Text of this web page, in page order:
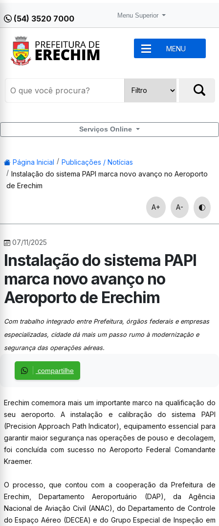
(54) 3520 7000 Menu Superior
MENU
Serviços Online
Página Inicial
Publicações / Notícias
Instalação do sistema PAPI marca novo avanço no Aeroporto
de Erechim
A+ A-
07/11/2025
Instalação do sistema PAPI
marca novo avanço no
Aeroporto de Erechim
Com trabalho integrado entre Prefeitura, órgãos federais e empresas
especializadas, cidade dá mais um passo rumo à modernização e
segurança das operações aéreas.
compartilhe
Erechim comemora mais um importante marco na qualificação do
seu aeroporto. A instalação e calibração do sistema PAPI
(Precision Approach Path Indicator), equipamento essencial para
garantir maior segurança nas operações de pouso e decolagem,
foi concluída com sucesso no Aeroporto Federal Comandante
Kraemer.
O processo, que contou com a cooperação da Prefeitura de
Erechim, Departamento Aeroportuário (DAP), da Agência
Nacional de Aviação Civil (ANAC), do Departamento de Controle
do Espaço Aéreo (DECEA) e do Grupo Especial de Inspeção em